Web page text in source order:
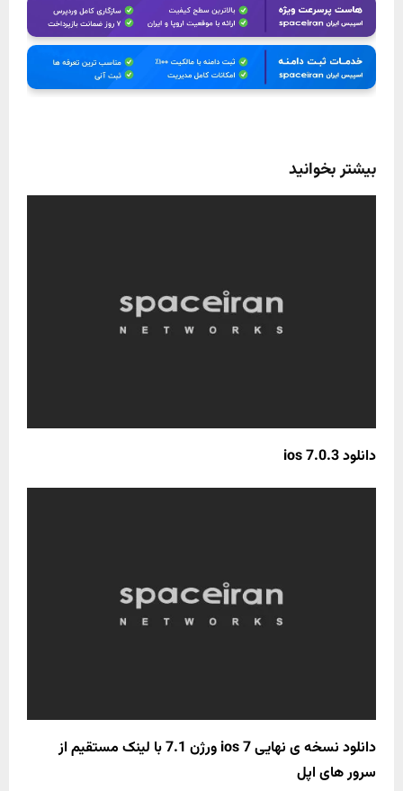
بیشتر بخوانید
دانلود ios 7.0.3
دانلود نسخه ی نهایی ios 7 ورژن 7.1 با لینک مستقیم از
سرور های اپل